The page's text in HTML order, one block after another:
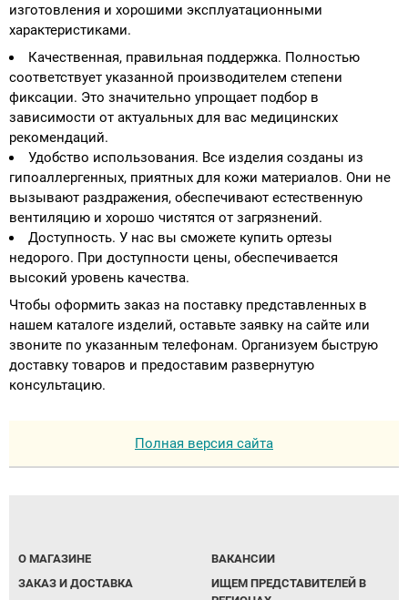
изготовления и хорошими эксплуатационными
характеристиками.
Качественная, правильная поддержка. Полностью
соответствует указанной производителем степени
фиксации. Это значительно упрощает подбор в
зависимости от актуальных для вас медицинских
рекомендаций.
Удобство использования. Все изделия созданы из
гипоаллергенных, приятных для кожи материалов. Они не
вызывают раздражения, обеспечивают естественную
вентиляцию и хорошо чистятся от загрязнений.
Доступность. У нас вы сможете купить ортезы
недорого. При доступности цены, обеспечивается
высокий уровень качества.
Чтобы оформить заказ на поставку представленных в
нашем каталоге изделий, оставьте заявку на сайте или
звоните по указанным телефонам. Организуем быструю
доставку товаров и предоставим развернутую
консультацию.
Полная версия сайта
О МАГАЗИНЕ
ЗАКАЗ И ДОСТАВКА
ВАКАНСИИ
ИЩЕМ ПРЕДСТАВИТЕЛЕЙ В